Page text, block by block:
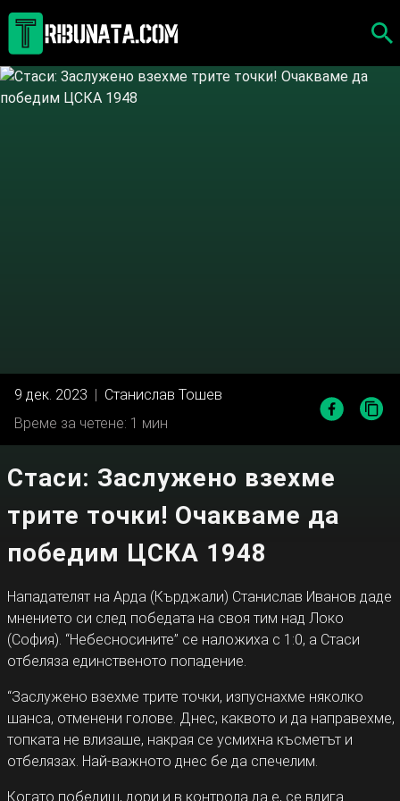
Skip
content
9 дек. 2023 | Станислав Тошев
Време за четене: 1 мин
Стаси: Заслужено взехме
трите точки! Очакваме да
победим ЦСКА 1948
Нападателят на Арда (Кърджали) Станислав Иванов даде
мнението си след победата на своя тим над Локо
(София). “Небесносините” се наложиха с 1:0, а Стаси
отбеляза единственото попадение.
“Заслужено взехме трите точки, изпуснахме няколко
шанса, отменени голове. Днес, каквото и да направехме,
топката не влизаше, накрая се усмихна късметът и
отбелязах. Най-важното днес бе да спечелим.
Когато победиш, дори и в контрола да е, се вдига